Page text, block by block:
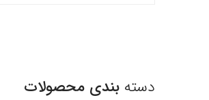
دسته بندی محصولات